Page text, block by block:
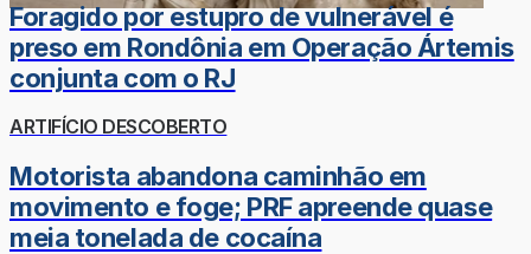
Foragido por estupro de vulnerável é
preso em Rondônia em Operação Ártemis
conjunta com o RJ
ARTIFÍCIO DESCOBERTO
Motorista abandona caminhão em
movimento e foge; PRF apreende quase
meia tonelada de cocaína